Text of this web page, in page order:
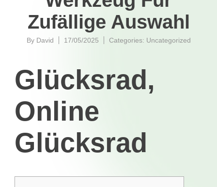
Zufällige Auswahl
By David 17/05/2025 Categories: Uncategorized
Glücksrad,
Online
Glücksrad